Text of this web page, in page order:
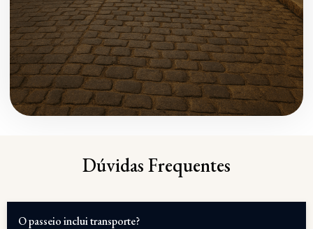
Dúvidas Frequentes
O passeio inclui transporte?